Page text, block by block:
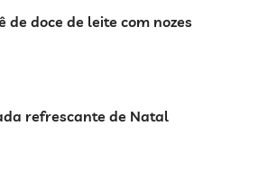
de doce de leite com nozes
refrescante de Natal